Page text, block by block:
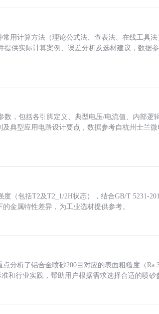
用计算方法（理论公式法、查表法、在线工具
提供实际计算案例、误差分析及选材建议，数据
数，包括各引脚定义、典型电压/电流值、内部逻
典型应用电路设计要点，数据参考自杭州士兰
（包括T2及T2_1/2H状态），结合GB/T 5231-
金属特性差异，为工业选材提供参考。
分析了铝合金喷砂200目对应的表面粗糙度（Ra
和行业实践，帮助用户根据需求选择合适的喷砂